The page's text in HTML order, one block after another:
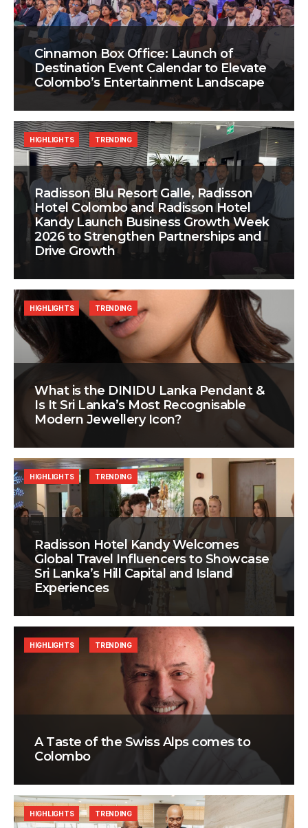
Cinnamon Box Office: Launch of
Destination Event Calendar to Elevate
Colombo’s Entertainment Landscape
Radisson Blu Resort Galle, Radisson
Hotel Colombo and Radisson Hotel
Kandy Launch Business Growth Week
2026 to Strengthen Partnerships and
Drive Growth
HIGHLIGHTS TRENDING
What is the DINIDU Lanka Pendant &
Is It Sri Lanka’s Most Recognisable
Modern Jewellery Icon?
HIGHLIGHTS TRENDING
Radisson Hotel Kandy Welcomes
Global Travel Influencers to Showcase
Sri Lanka’s Hill Capital and Island
Experiences
HIGHLIGHTS TRENDING
A Taste of the Swiss Alps comes to
Colombo
HIGHLIGHTS TRENDING
HIGHLIGHTS TRENDING